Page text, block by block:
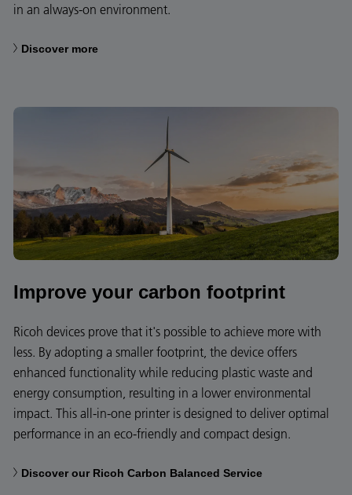
in an always-on environment.
Discover more
Improve your carbon footprint
Ricoh devices prove that it's possible to achieve more with
less. By adopting a smaller footprint, the device offers
enhanced functionality while reducing plastic waste and
energy consumption, resulting in a lower environmental
impact. This all-in-one printer is designed to deliver optimal
performance in an eco-friendly and compact design.
Discover our Ricoh Carbon Balanced Service